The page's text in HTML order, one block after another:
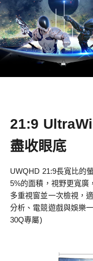
21:9
盡收眼底
UWQHD 21:9長寬比的
5%的面積，視野更寬廣
多重視窗並一次檢視，
分析、電競遊戲與娛樂
30Q專屬)